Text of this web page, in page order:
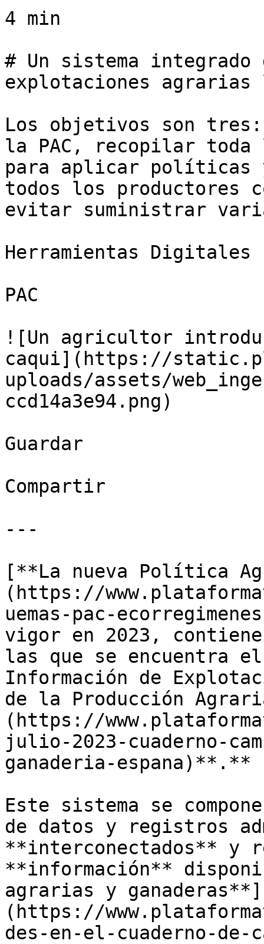
4 min
# Un sistema
explotaciones agrarias
Los objetivos son
la PAC, recopilar toda
para aplicar políticas
todos los productores
evitar suministrar
Herramientas Digitales
PAC
![Un agricultor
caqui](https://
uploads/assets/
ccd14a3e94.png)
Guardar
Compartir
---
[**La nueva Política
(https://
uemas-pac-
vigor en 2023, contiene
las que se encuentra
Información de
de la Producción
(https://
julio-2023-cuaderno-
ganaderia-espana)**.**
Este sistema se
de datos y registros
**interconectados** y
**información**
agrarias y ganaderas**]
(https://
des-en-el-cuaderno-de-